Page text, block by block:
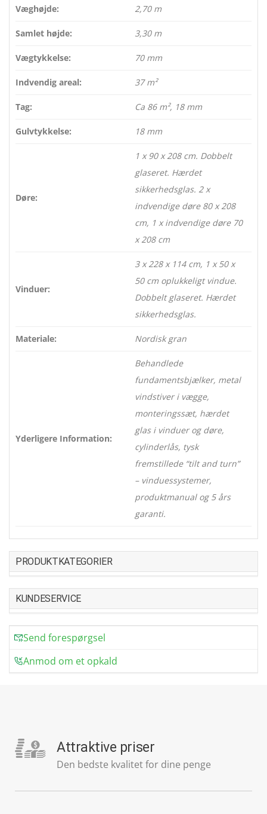
Væghøjde: 2,70 m
Samlet højde: 3,30 m
Vægtykkelse: 70 mm
Indvendig areal: 37 m²
Tag: Ca 86 m², 18 mm
Gulvtykkelse: 18 mm
Døre:
1 x 90 x 208 cm. Dobbelt
glaseret. Hærdet
sikkerhedsglas. 2 x
indvendige døre 80 x 208
cm, 1 x indvendige døre 70
x 208 cm
Vinduer:
3 x 228 x 114 cm, 1 x 50 x
50 cm oplukkeligt vindue.
Dobbelt glaseret. Hærdet
sikkerhedsglas.
Materiale: Nordisk gran
Yderligere Information:
Behandlede
fundamentsbjælker, metal
vindstiver i vægge,
monteringssæt, hærdet
glas i vinduer og døre,
cylinderlås, tysk
fremstillede “tilt and turn”
– vinduessystemer,
produktmanual og 5 års
garanti.
PRODUKTKATEGORIER
KUNDESERVICE
Send forespørgsel
Anmod om et opkald
Attraktive priser
Den bedste kvalitet for dine penge